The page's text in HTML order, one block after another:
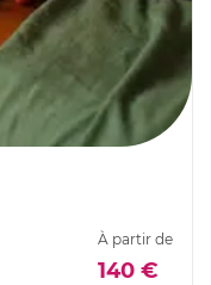
À partir de
140 €